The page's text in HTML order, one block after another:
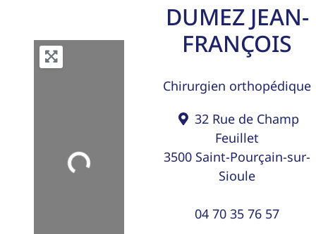
Loading...
DUMEZ JEAN-
FRANÇOIS
Chirurgien orthopédique
32 Rue de Champ
Feuillet
3500 Saint-Pourçain-sur-
Sioule
04 70 35 76 57